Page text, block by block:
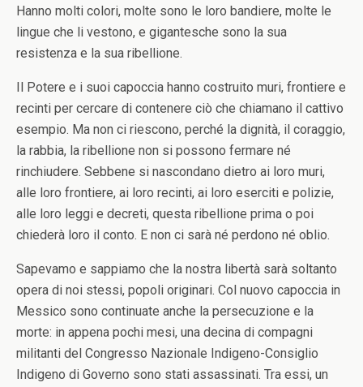
Hanno molti colori, molte sono le loro bandiere, molte le
lingue che li vestono, e gigantesche sono la sua
resistenza e la sua ribellione.
Il Potere e i suoi capoccia hanno costruito muri, frontiere e
recinti per cercare di contenere ciò che chiamano il cattivo
esempio. Ma non ci riescono, perché la dignità, il coraggio,
la rabbia, la ribellione non si possono fermare né
rinchiudere. Sebbene si nascondano dietro ai loro muri,
alle loro frontiere, ai loro recinti, ai loro eserciti e polizie,
alle loro leggi e decreti, questa ribellione prima o poi
chiederà loro il conto. E non ci sarà né perdono né oblio.
Sapevamo e sappiamo che la nostra libertà sarà soltanto
opera di noi stessi, popoli originari. Col nuovo capoccia in
Messico sono continuate anche la persecuzione e la
morte: in appena pochi mesi, una decina di compagni
militanti del Congresso Nazionale Indigeno-Consiglio
Indigeno di Governo sono stati assassinati. Tra essi, un